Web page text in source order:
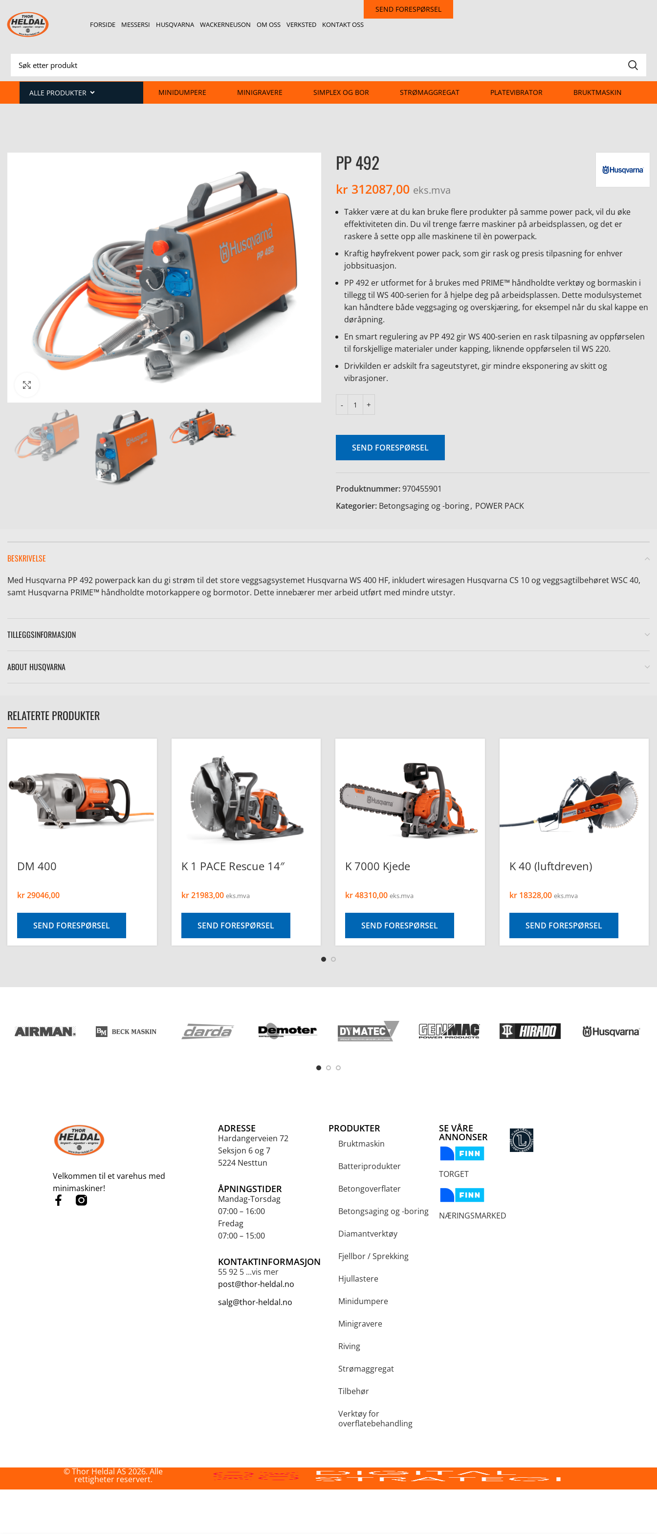
FORSIDE MESSERSI HUSQVARNA WACKERNEUSON OM OSS VERKSTED KONTAKT OSS
SEND FORESPØRSEL
ALLE PRODUKTER MINIDUMPERE MINIGRAVERE SIMPLEX OG BOR STRØMAGGREGAT PLATEVIBRATOR BRUKTMASKIN
PP 492
kr 312087,00 eks.mva
Takker være at du kan bruke flere produkter på samme power pack, vil du øke
effektiviteten din. Du vil trenge færre maskiner på arbeidsplassen, og det er
raskere å sette opp alle maskinene til èn powerpack.
Kraftig høyfrekvent power pack, som gir rask og presis tilpasning for enhver
jobbsituasjon.
PP 492 er utformet for å brukes med PRIME™ håndholdte verktøy og bormaskin i
tillegg til WS 400-serien for å hjelpe deg på arbeidsplassen. Dette modulsystemet
kan håndtere både veggsaging og overskjæring, for eksempel når du skal kappe en
døråpning.
En smart regulering av PP 492 gir WS 400-serien en rask tilpasning av oppførselen
til forskjellige materialer under kapping, liknende oppførselen til WS 220.
Drivkilden er adskilt fra sageutstyret, gir mindre eksponering av skitt og
vibrasjoner.
SEND FORESPØRSEL
Produktnummer:970455901
Kategorier: Betongsaging og -boring, POWER PACK
BESKRIVELSE
Med Husqvarna PP 492 powerpack kan du gi strøm til det store veggsagsystemet Husqvarna WS 400 HF, inkludert wiresagen Husqvarna CS 10 og veggsagtilbehøret WSC 40,
samt Husqvarna PRIME™ håndholdte motorkappere og bormotor. Dette innebærer mer arbeid utført med mindre utstyr.
TILLEGGSINFORMASJON
ABOUT HUSQVARNA
RELATERTE PRODUKTER
DM 400
kr29046,00
SEND FORESPØRSEL
K 1 PACE Rescue 14″
kr21983,00 eks.mva
SEND FORESPØRSEL
K 7000 Kjede
kr48310,00 eks.mva
SEND FORESPØRSEL
K 40 (luftdreven)
kr18328,00 eks.mva
SEND FORESPØRSEL
Velkommen til et varehus med
minimaskiner!
ADRESSE
Hardangerveien 72
Seksjon 6 og 7
5224 Nesttun
ÅPNINGSTIDER
Mandag-Torsdag
07:00 – 16:00
Fredag
07:00 – 15:00
KONTAKTINFORMASJON
55 92 5 ...vis mer
post@thor-heldal.no
salg@thor-heldal.no
PRODUKTER
Bruktmaskin
Batteriprodukter
Betongoverflater
Betongsaging og -boring
Diamantverktøy
Fjellbor / Sprekking
Hjullastere
Minidumpere
Minigravere
Riving
Strømaggregat
Tilbehør
Verktøy for
overflatebehandling
SE VÅRE
ANNONSER
TORGET
NÆRINGSMARKED
© Thor Heldal AS 2026. Alle
rettigheter reservert.